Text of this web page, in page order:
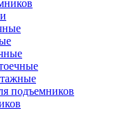
подъемников